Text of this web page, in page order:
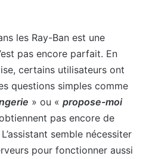
les Ray-Ban est une
pas encore parfait. En
certains utilisateurs ont
questions simples comme
» ou « propose-moi
pas encore de
semble nécessiter
pour fonctionner aussi